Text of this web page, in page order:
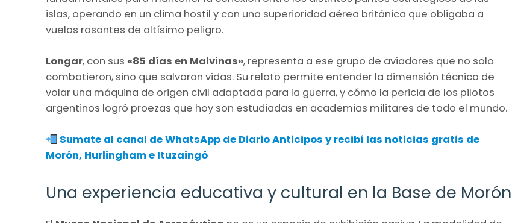
islas, operando en un clima hostil y con una superioridad aérea británica que obligaba a
vuelos rasantes de altísimo peligro.
Longar, con sus «85 días en Malvinas», representa a ese grupo de aviadores que no solo
combatieron, sino que salvaron vidas. Su relato permite entender la dimensión técnica de
volar una máquina de origen civil adaptada para la guerra, y cómo la pericia de los pilotos
argentinos logró proezas que hoy son estudiadas en academias militares de todo el mundo.
Sumate al canal de WhatsApp de Diario Anticipos y recibí las noticias gratis de
Morón, Hurlingham e Ituzaingó
Una experiencia educativa y cultural en la Base de Morón